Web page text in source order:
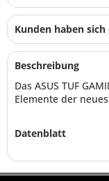
Kunden haben
Beschreibung
Das ASUS TUF
Elemente der
Datenblatt